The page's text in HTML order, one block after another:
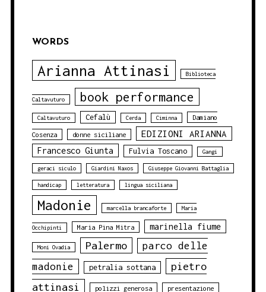
WORDS
Arianna Attinasi Biblioteca
Caltavuturo book performance
Caltavuturo Cefalù Cerda Ciminna Damiano
Cosenza donne siciliane EDIZIONI ARIANNA
Francesco Giunta Fulvia Toscano Gangi
geraci siculo Giardini Naxos Giuseppe Giovanni Battaglia
handicap letteratura lingua siciliana
Madonie marcella brancaforte Maria
Occhipinti Maria Pina Mitra marinella fiume
Moni Ovadia Palermo
parco delle
madonie
petralia sottana
pietro
attinasi
polizzi generosa presentazione